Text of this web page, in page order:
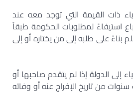
ذات القيمة التي توجد معه عند
استيفاءً لمطلوبات الحكومة طبقاً
بناءً على طلبه إلى من يختاره أو إلى
إلى الدولة إذا لم يتقدم صاحبها أو
من تاريخ الإفراج عنه أو وفاته